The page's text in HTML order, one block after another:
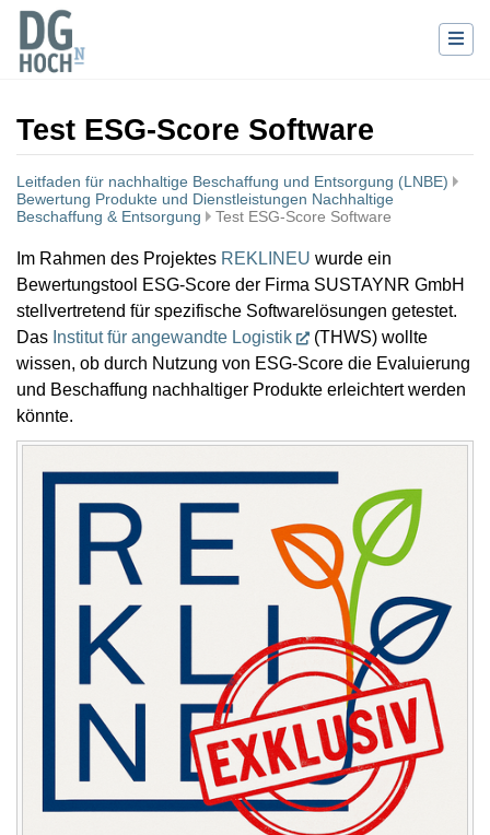
Test ESG-Score Software
Leitfaden für nachhaltige Beschaffung und Entsorgung (LNBE)
Bewertung Produkte und Dienstleistungen Nachhaltige
Beschaffung & Entsorgung
Test ESG-Score Software
Wechseln zu:Navigation,Suche
Im Rahmen des Projektes REKLINEU wurde ein
Bewertungstool ESG-Score der Firma SUSTAYNR GmbH
stellvertretend für spezifische Softwarelösungen getestet.
Das Institut für angewandte Logistik
(THWS) wollte
wissen, ob durch Nutzung von ESG-Score die Evaluierung
und Beschaffung nachhaltiger Produkte erleichtert werden
könnte.